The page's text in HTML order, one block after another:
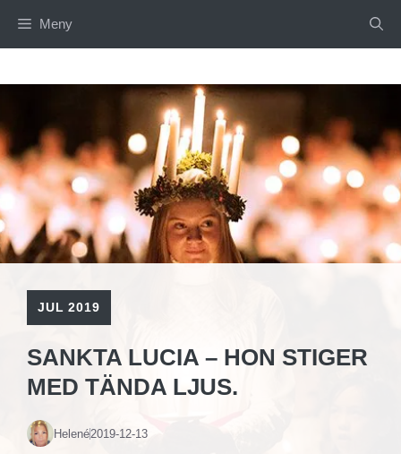
Meny
JUL 2019
SANKTA LUCIA – HON STIGER
MED TÄNDA LJUS.
Helené2019-12-13